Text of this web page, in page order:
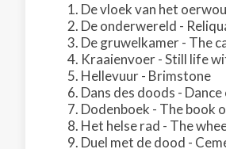
De vloek van het
De onderwereld -
De gruwelkamer - The
Kraaienvoer - Still life
Hellevuur - Brimstone
Dans des doods -
Dodenboek - The book
Het helse rad - The
Duel met de dood -